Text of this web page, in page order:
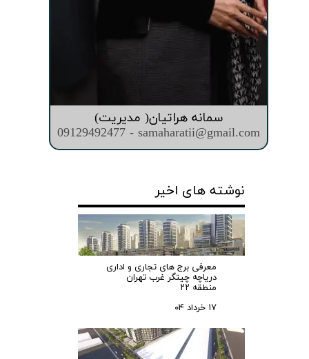
سمانه هراتیان( مدیریت)
09129492477 - samaharatii@gmail.com
نوشته های اخیر
معرفی برج های تجاری و اداری
دریاچه چیتگر غرب تهران
منطقه ۲۲
۱۷ خرداد ۰۴